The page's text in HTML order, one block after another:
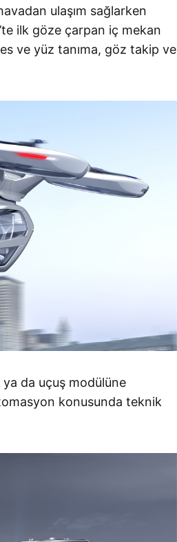
ulaşım sağlarken
ilk göze çarpan iç mekan
ve yüz tanıma, göz takip ve
da uçuş modülüne
konusunda teknik